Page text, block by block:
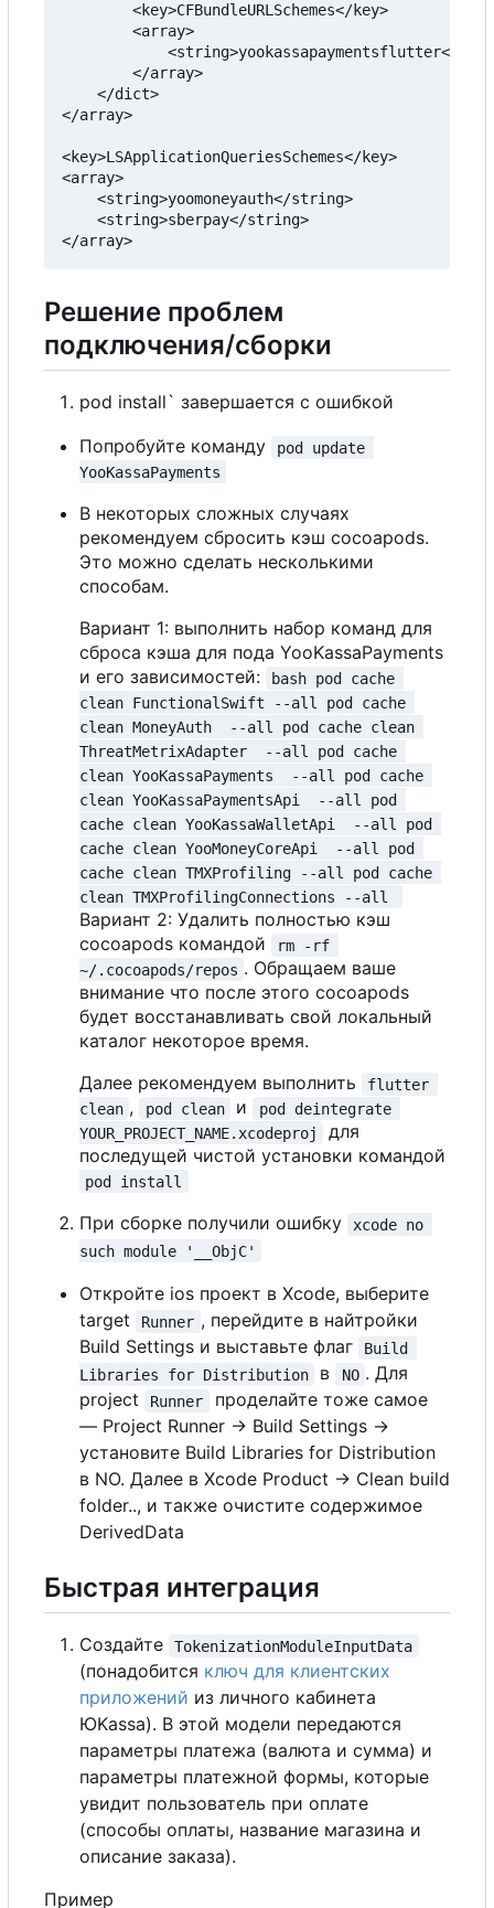
        <key>CFBundleURLSchemes</key>
        <array>
<string>yookassapaymentsflutter</
        </array>
    </dict>
</array>
<key>LSApplicationQueriesSchemes</key>
<array>
    <string>yoomoneyauth</string>
    <string>sberpay</string>
Решение проблем
подключения/сборки
pod install` завершается с ошибкой
Попробуйте команду
pod update
YooKassaPayments
В некоторых сложных случаях
рекомендуем сбросить кэш cocoapods.
Это можно сделать несколькими
способам.
Вариант 1: выполнить набор команд для
сброса кэша для пода YooKassaPayments
и его зависимостей:
bash pod cache
clean FunctionalSwift --all pod cache
clean MoneyAuth  --all pod cache clean
ThreatMetrixAdapter  --all pod cache
clean YooKassaPayments  --all pod cache
clean YooKassaPaymentsApi  --all pod
cache clean YooKassaWalletApi  --all pod
cache clean YooMoneyCoreApi  --all pod
cache clean TMXProfiling --all pod cache
clean TMXProfilingConnections --all
Вариант 2: Удалить полностью кэш
cocoapods командой
rm -rf
~/.cocoapods/repos . Обращаем ваше
внимание что после этого cocoapods
будет восстанавливать свой локальный
каталог некоторое время.
Далее рекомендуем выполнить
flutter
clean , pod clean и
pod deintegrate
YOUR_PROJECT_NAME.xcodeproj
для
последущей чистой установки командой
pod install
При сборке получили ошибку
xcode no
such module '__ObjC'
Откройте ios проект в Xcode, выберите
target
Runner , перейдите в найтройки
Build Settings и выставьте флаг
Build
Libraries for Distribution
в NO . Для
project
Runner
проделайте тоже самое
— Project Runner -> Build Settings ->
установите Build Libraries for Distribution
в NO. Далее в Xcode Product -> Clean build
folder.., и также очистите содержимое
DerivedData
Быстрая интеграция
Создайте TokenizationModuleInputData
(понадобится ключ для клиентских
приложений из личного кабинета
ЮKassa). В этой модели передаются
параметры платежа (валюта и сумма) и
параметры платежной формы, которые
увидит пользователь при оплате
(способы оплаты, название магазина и
описание заказа).
Пример